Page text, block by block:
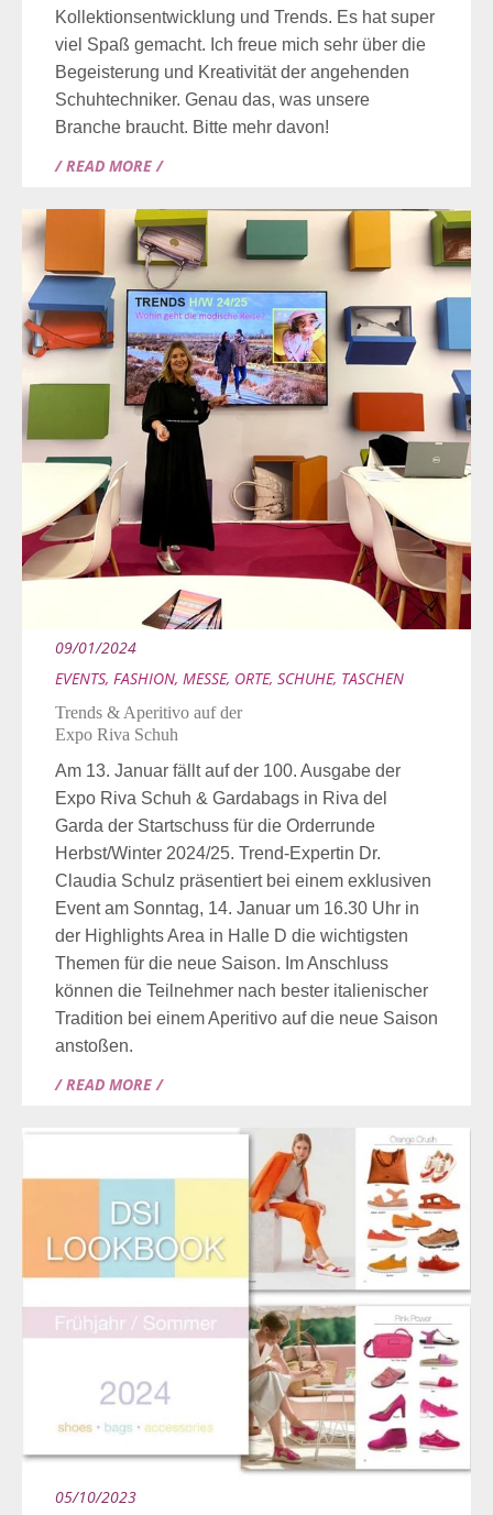
Kollektionsentwicklung und Trends. Es hat super
viel Spaß gemacht. Ich freue mich sehr über die
Begeisterung und Kreativität der angehenden
Schuhtechniker. Genau das, was unsere
Branche braucht. Bitte mehr davon!
/ READ MORE /
09/01/2024
EVENTS, FASHION, MESSE, ORTE, SCHUHE, TASCHEN
Trends & Aperitivo auf der
Expo Riva Schuh
Am 13. Januar fällt auf der 100. Ausgabe der
Expo Riva Schuh & Gardabags in Riva del
Garda der Startschuss für die Orderrunde
Herbst/Winter 2024/25. Trend-Expertin Dr.
Claudia Schulz präsentiert bei einem exklusiven
Event am Sonntag, 14. Januar um 16.30 Uhr in
der Highlights Area in Halle D die wichtigsten
Themen für die neue Saison. Im Anschluss
können die Teilnehmer nach bester italienischer
Tradition bei einem Aperitivo auf die neue Saison
anstoßen.
/ READ MORE /
05/10/2023